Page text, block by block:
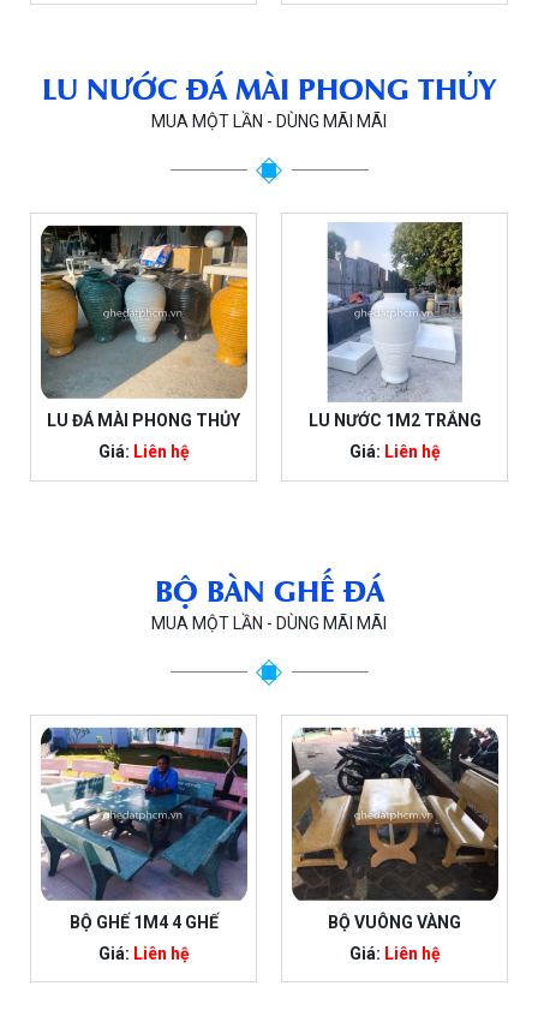
LU NƯỚC ĐÁ MÀI PHONG THỦY
MUA MỘT LẦN - DÙNG MÃI MÃI
LU ĐÁ MÀI PHONG THỦY
Giá: Liên hệ
LU NƯỚC 1M2 TRẮNG
Giá: Liên hệ
BỘ BÀN GHẾ ĐÁ
MUA MỘT LẦN - DÙNG MÃI MÃI
BỘ GHẾ 1M4 4 GHẾ
Giá: Liên hệ
BỘ VUÔNG VÀNG
Giá: Liên hệ